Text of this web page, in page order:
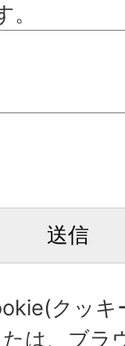
クッキ
は、ブラ